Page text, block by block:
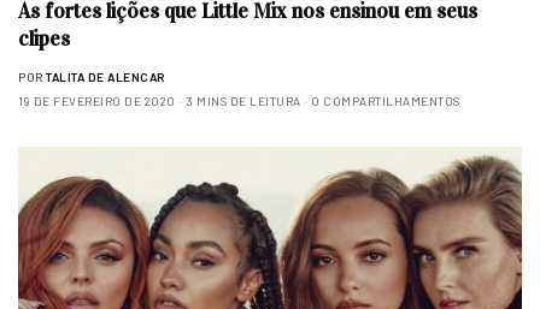
As fortes lições que Little Mix nos ensinou em seus
clipes
POR TALITA DE ALENCAR
19 DE FEVEREIRO DE 2020
3 MINS DE LEITURA 0 COMPARTILHAMENTOS